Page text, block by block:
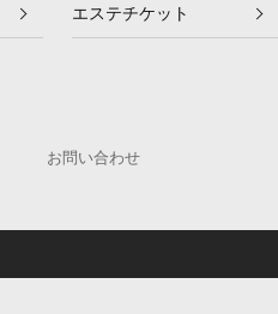
エステチケット
お問い合わせ